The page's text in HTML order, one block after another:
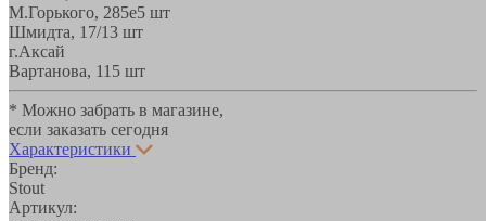
М.Горького, 285е5 шт
Шмидта, 17/13 шт
г.Аксай
Вартанова, 11 5 шт
* Можно забрать в магазине,
если заказать сегодня
Характеристики
Бренд:
Stout
Артикул: